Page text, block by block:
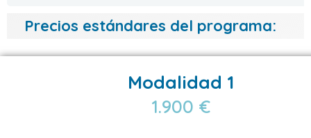
Precios estándares del programa:
Modalidad 1
1.900 €